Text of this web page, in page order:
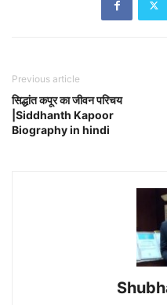
Previous article
सिद्धांत कपूर का जीवन परिचय
|Siddhanth Kapoor
Biography in hindi